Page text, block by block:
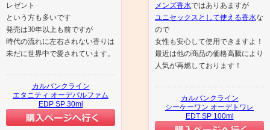
レゼント
という方も多いです
発売は30年以上も前ですが
時代の流れに左右されない香りは
未だに世界中で愛されています。
カルバンクライン
エタニティ オーデパルファム
EDP SP 30ml
メンズ香水ではありあますが
ユニセックスとして使える香水な
ので
女性も安心して使用できますよ！
最近は他の商品の価格高騰により
人気が再燃しております！
カルバンクライン
シーケーワン オーデトワレ
EDT SP 100ml